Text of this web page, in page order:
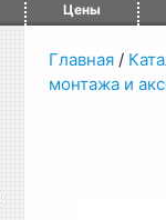
Цены
Главная /
монтажа и